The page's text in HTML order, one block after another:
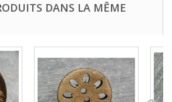
DANS LA MÊME